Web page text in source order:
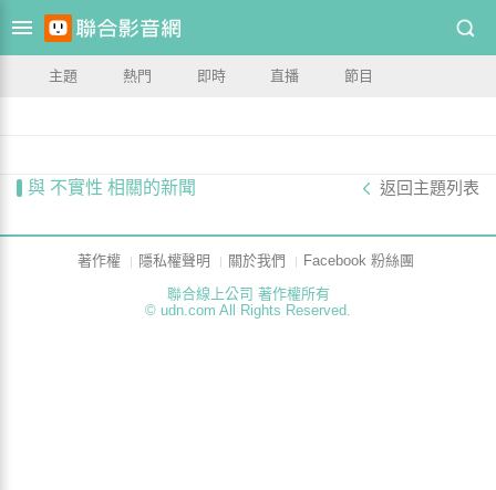
主題 熱門 即時 直播 節目
與 不實性 相關的新聞 返回主題列表
著作權 隱私權聲明 關於我們
Facebook 粉絲團
聯合線上公司 著作權所有
© udn.com All Rights Reserved.